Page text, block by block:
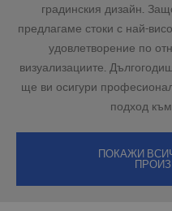
градинския дизайн.
предлагаме стоки с най-
удовлетворение по
визуализациите.
ще ви осигури
подход
ПОКАЖИ